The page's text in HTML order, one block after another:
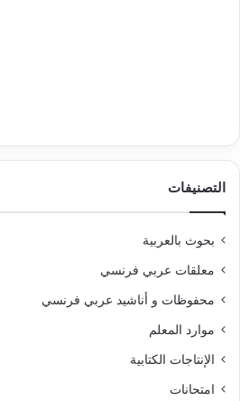
التصنيفات
بحوث بالعربية
معلقات عربي فرنسي
محفوظات و أناشيد عربي فرنسي
موارد المعلم
الإنتاجات الكتابية
امتحانات